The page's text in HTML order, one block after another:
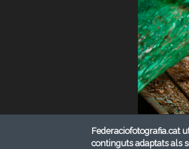
Federaciofotografia.cat
continguts adaptats als